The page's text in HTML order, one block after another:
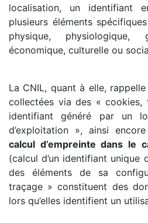
localisation, un
plusieurs éléments
physique, physiologique,
économique, culturelle ou
La CNIL, quant à elle,
collectées via des « cookies,
identifiant généré par un
d’exploitation », ainsi
calcul d’empreinte dans le
(calcul d’un identifiant unique
des éléments de sa
traçage » constituent des
lors qu’elles identifient un